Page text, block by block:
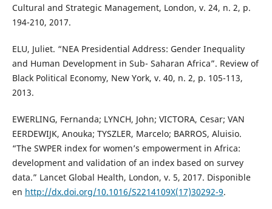
Cultural and Strategic Management, London, v. 24, n. 2, p.
194-210, 2017.
ELU, Juliet. “NEA Presidential Address: Gender Inequality
and Human Development in Sub- Saharan Africa”. Review of
Black Political Economy, New York, v. 40, n. 2, p. 105-113,
2013.
EWERLING, Fernanda; LYNCH, John; VICTORA, Cesar; VAN
EERDEWIJK, Anouka; TYSZLER, Marcelo; BARROS, Aluisio.
“The SWPER index for women’s empowerment in Africa:
development and validation of an index based on survey
data.” Lancet Global Health, London, v. 5, 2017. Disponible
en http://dx.doi.org/10.1016/S2214109X(17)30292-9.